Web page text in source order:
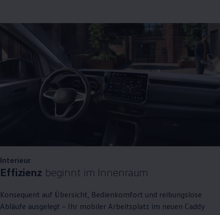
Interieur
Effizienz beginnt im Innenraum
Konsequent auf Übersicht, Bedienkomfort und reibungslose
Abläufe ausgelegt – Ihr mobiler Arbeitsplatz im neuen Caddy